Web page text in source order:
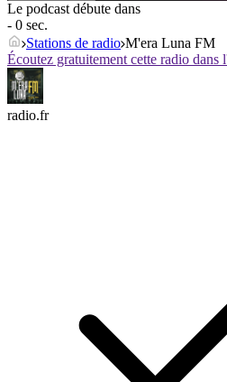
Le podcast débute dans
- 0 sec.
Stations de radio M'era Luna FM
Écoutez gratuitement cette radio dans
radio.fr